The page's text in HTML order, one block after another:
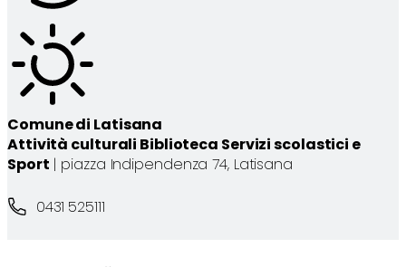
Comune di Latisana
Attività culturali Biblioteca Servizi scolastici e
Sport | piazza Indipendenza 74, Latisana
0431 525111